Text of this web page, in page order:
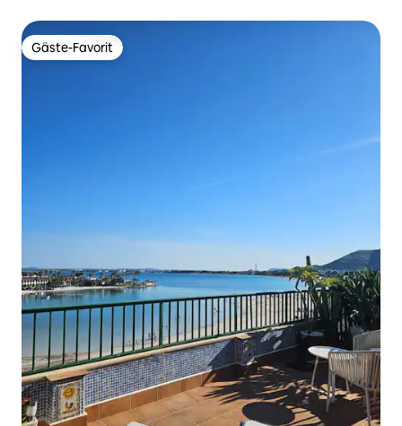
Gäste-Favorit
Gäste-Favorit